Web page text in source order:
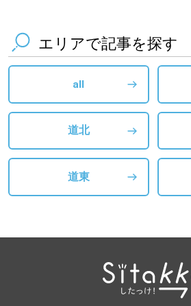
エリアで記事を探す
all
道北
道東